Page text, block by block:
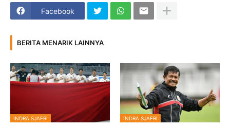
Facebook
BERITA MENARIK LAINNYA
INDRA SJAFRI INDRA SJAFRI